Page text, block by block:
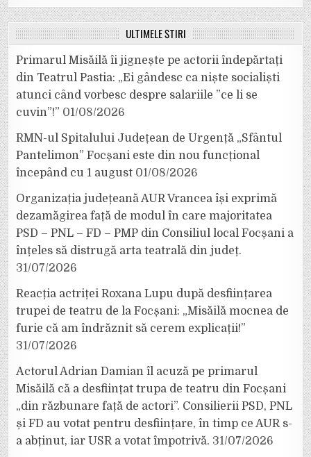
ULTIMELE ȘTIRI
Primarul Misăilă îi jignește pe actorii îndepărtați
din Teatrul Pastia: „Ei gândesc ca niște socialiști
atunci când vorbesc despre salariile ”ce li se
cuvin”!” 01/08/2026
RMN-ul Spitalului Județean de Urgență „Sfântul
Pantelimon” Focșani este din nou funcțional
începând cu 1 august 01/08/2026
Organizația județeană AUR Vrancea își exprimă
dezamăgirea față de modul în care majoritatea
PSD – PNL – FD – PMP din Consiliul local Focșani a
înțeles să distrugă arta teatrală din județ.
31/07/2026
Reacția actriței Roxana Lupu după desființarea
trupei de teatru de la Focșani: „Misăilă mocnea de
furie că am îndrăznit să cerem explicații!”
31/07/2026
Actorul Adrian Damian îl acuză pe primarul
Misăilă că a desființat trupa de teatru din Focșani
„din răzbunare față de actori”. Consilierii PSD, PNL
și FD au votat pentru desființare, în timp ce AUR s-
a abținut, iar USR a votat împotrivă. 31/07/2026